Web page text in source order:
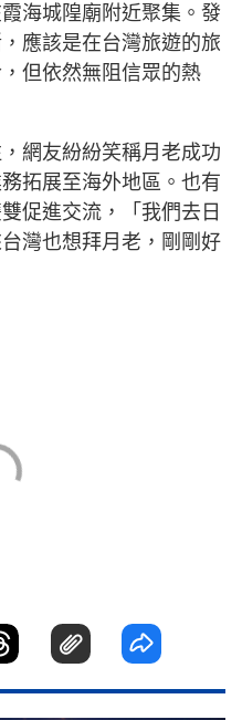
海城隍廟附近聚集。發
應該是在台灣旅遊的旅
但依然無阻信眾的熱
網友紛紛笑稱月老成功
拓展至海外地區。也有
促進交流，「我們去日
灣也想拜月老，剛剛好